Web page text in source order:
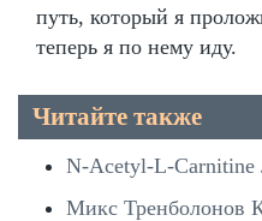
путь, который я
теперь я по нему иду.
Читайте также
N-Acetyl-L-Carnitine
Микс Тренболонов